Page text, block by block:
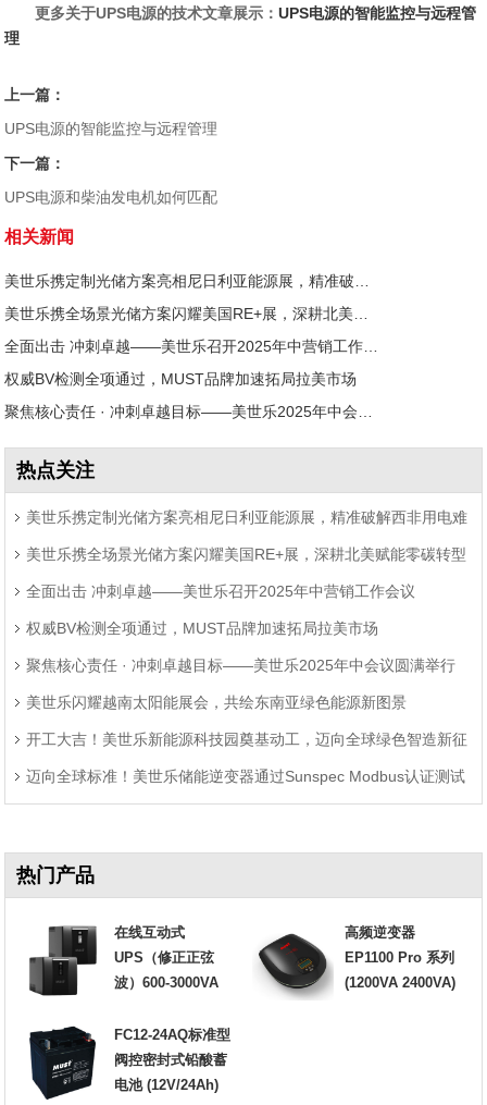
更多关于UPS电源的技术文章展示：UPS电源的智能监控与远程管
理
上一篇：
UPS电源的智能监控与远程管理
下一篇：
UPS电源和柴油发电机如何匹配
相关新闻
权威BV检测全项通过，MUST品牌加速拓局拉美市场
热点关注
美世乐携定制光储方案亮相尼日利亚能源展，精准破解西非用电难
题 美世乐携全场景光储方案闪耀美国RE+展，深耕北美赋能零碳转型
全面出击 冲刺卓越——美世乐召开2025年中营销工作会议
权威BV检测全项通过，MUST品牌加速拓局拉美市场
聚焦核心责任 · 冲刺卓越目标——美世乐2025年中会议圆满举行
美世乐闪耀越南太阳能展会，共绘东南亚绿色能源新图景
开工大吉！美世乐新能源科技园奠基动工，迈向全球绿色智造新征
程 迈向全球标准！美世乐储能逆变器通过Sunspec Modbus认证测试
热门产品
在线互动式
UPS（修正正弦
波）600-3000VA
高频逆变器
EP1100 Pro 系列
(1200VA 2400VA)
FC12-24AQ标准型
阀控密封式铅酸蓄
电池 (12V/24Ah)